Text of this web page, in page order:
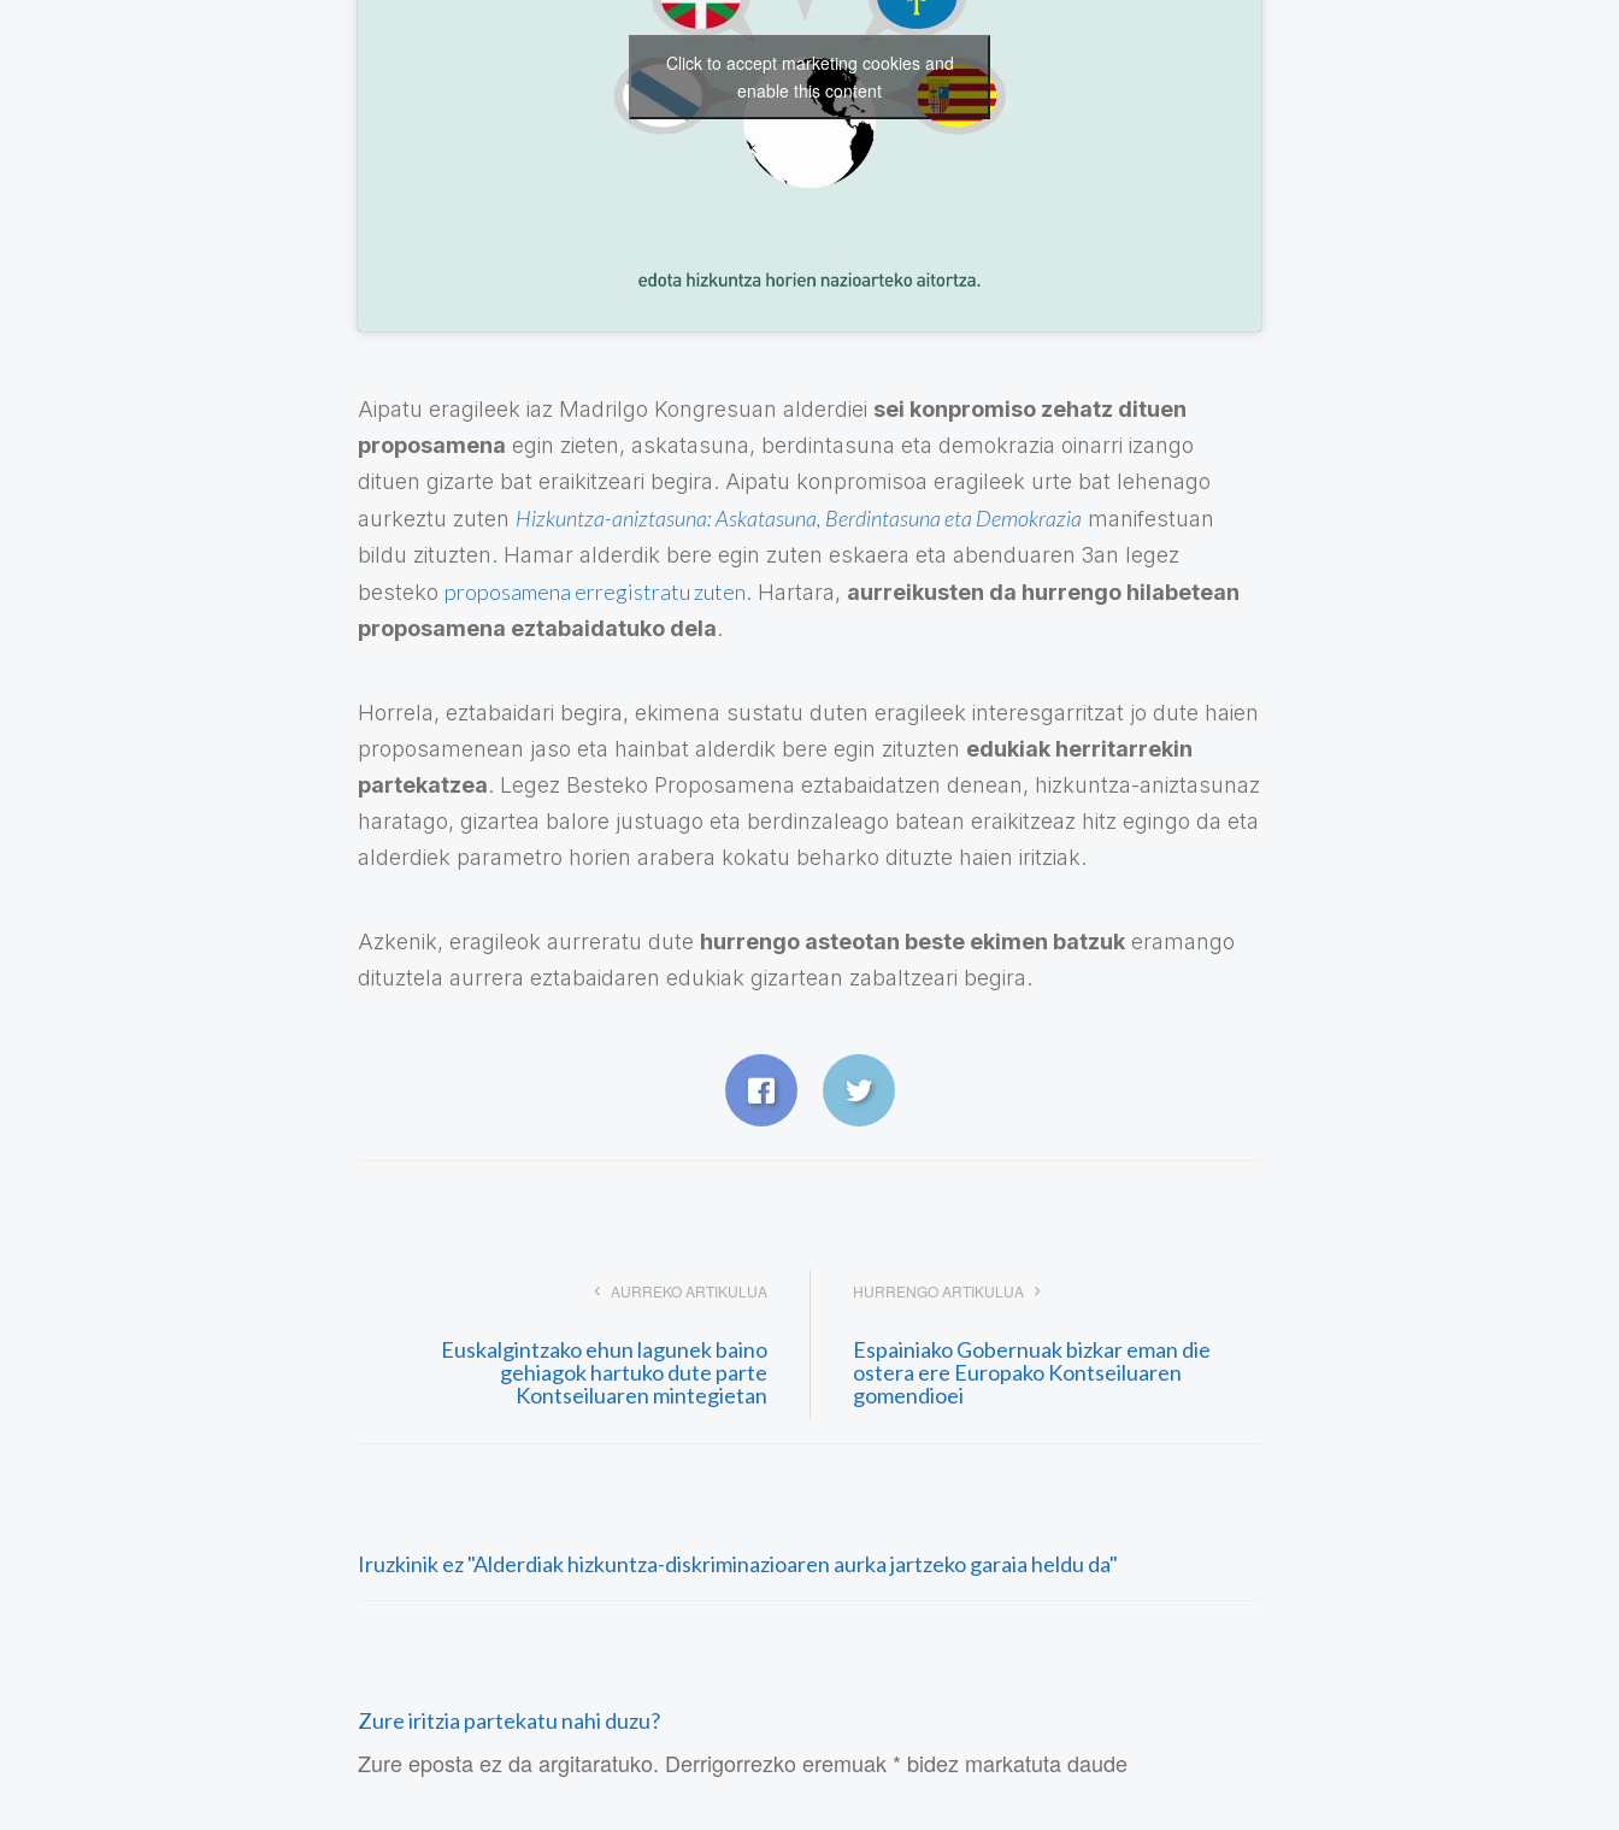
Click to accept marketing cookies and
enable this content
Aipatu eragileek iaz Madrilgo Kongresuan alderdiei sei konpromiso zehatz dituen
proposamena egin zieten, askatasuna, berdintasuna eta demokrazia oinarri izango
dituen gizarte bat eraikitzeari begira. Aipatu konpromisoa eragileek urte bat lehenago
aurkeztu zuten Hizkuntza-aniztasuna: Askatasuna, Berdintasuna eta Demokrazia manifestuan
bildu zituzten. Hamar alderdik bere egin zuten eskaera eta abenduaren 3an legez
besteko proposamena erregistratu zuten. Hartara, aurreikusten da hurrengo hilabetean
proposamena eztabaidatuko dela.
Horrela, eztabaidari begira, ekimena sustatu duten eragileek interesgarritzat jo dute haien
proposamenean jaso eta hainbat alderdik bere egin zituzten edukiak herritarrekin
partekatzea. Legez Besteko Proposamena eztabaidatzen denean, hizkuntza-aniztasunaz
haratago, gizartea balore justuago eta berdinzaleago batean eraikitzeaz hitz egingo da eta
alderdiek parametro horien arabera kokatu beharko dituzte haien iritziak.
Azkenik, eragileok aurreratu dute hurrengo asteotan beste ekimen batzuk eramango
dituztela aurrera eztabaidaren edukiak gizartean zabaltzeari begira.
AURREKO ARTIKULUA
Euskalgintzako ehun lagunek baino
gehiagok hartuko dute parte
Kontseiluaren mintegietan
HURRENGO ARTIKULUA
Espainiako Gobernuak bizkar eman die
ostera ere Europako Kontseiluaren
gomendioei
Iruzkinik ez "Alderdiak hizkuntza-diskriminazioaren aurka jartzeko garaia heldu da"
Zure iritzia partekatu nahi duzu?
Zure eposta ez da argitaratuko. Derrigorrezko eremuak * bidez markatuta daude